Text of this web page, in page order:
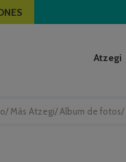
/ Más Atzegi/ Album de fotos/
Atzegi